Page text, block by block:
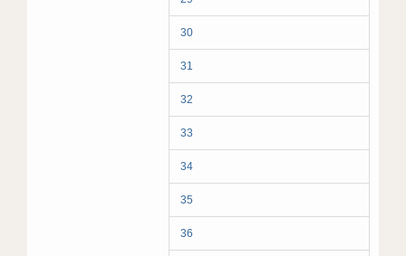
30
31
32
33
34
35
36